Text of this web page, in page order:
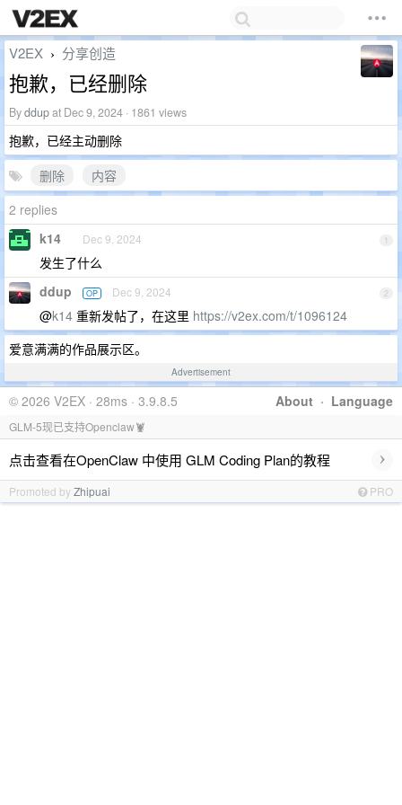
V2EX › 分享创造
抱歉，已经删除
Byddupat Dec 9, 2024 · 1861 views
抱歉，已经主动删除
删除
内容
2 replies
1
k14 Dec 9, 2024
发生了什么
2
ddup OP Dec 9, 2024
@k14 重新发帖了，在这里 https://v2ex.com/t/1096124
爱意满满的作品展示区。
Advertisement
About · Language
© 2026 V2EX · 28ms · 3.9.8.5
GLM-5现已支持Openclaw🦞
点击查看在OpenClaw 中使用 GLM Coding Plan的教程 ›
Promoted byZhipuai PRO